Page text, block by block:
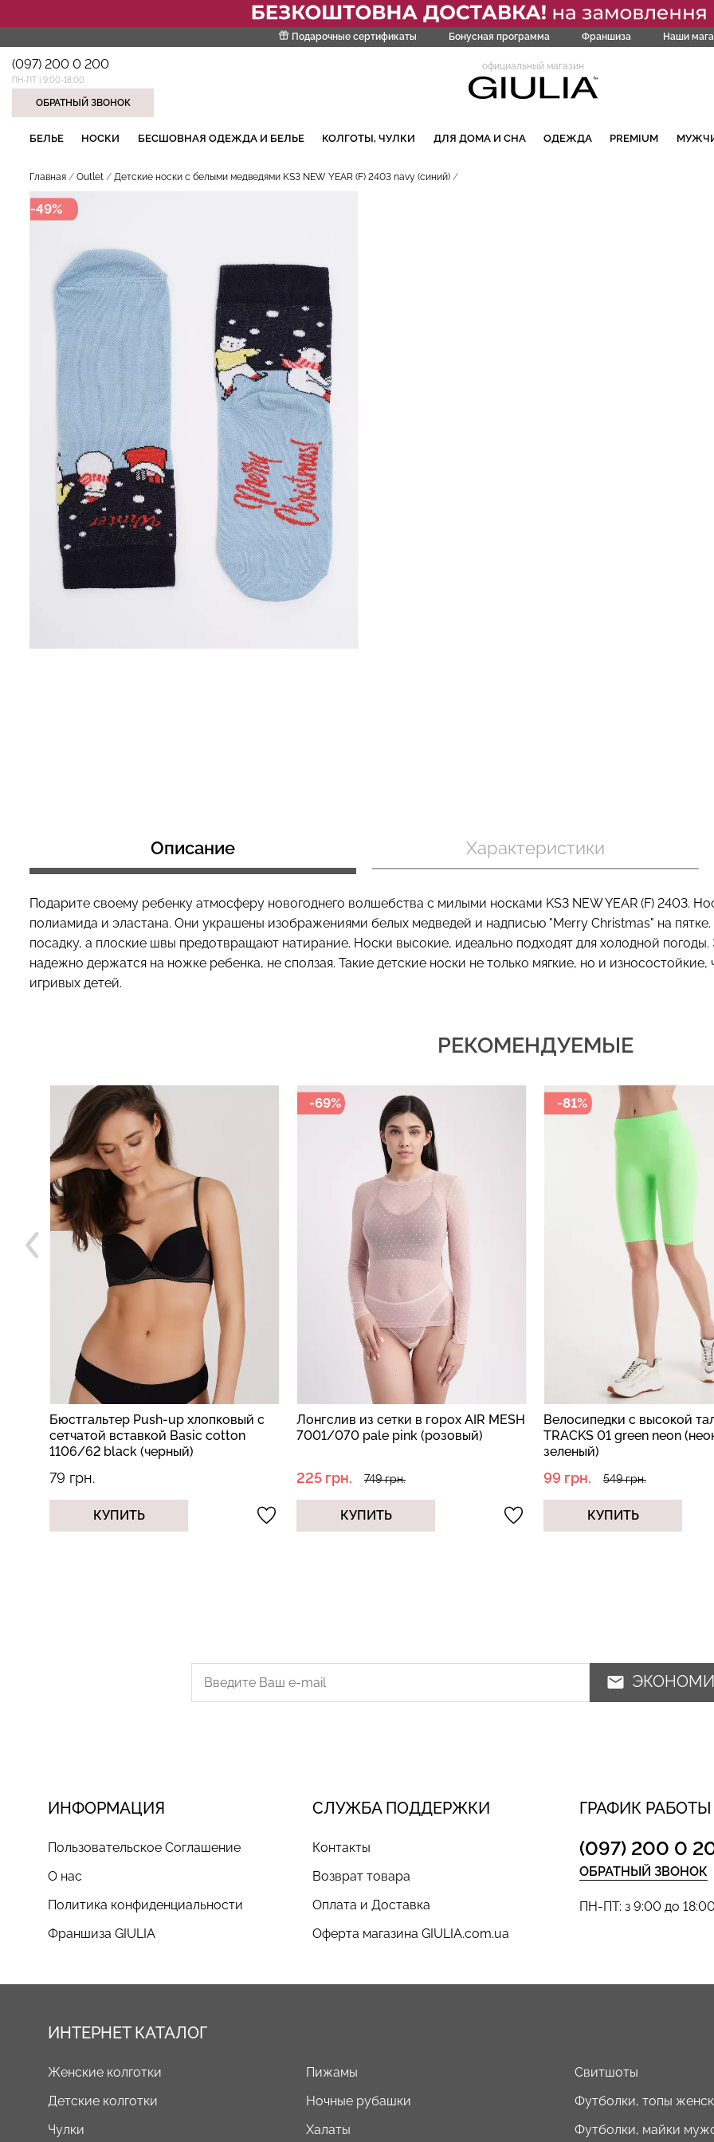
Подарочные сертификаты Бонусная программа Франшиза Наши
(097) 200 0 200
ПН-ПТ | 9:00-18:00
ОБРАТНЫЙ ЗВОНОК
официальный магазин
БЕЛЬЕ НОСКИ БЕСШОВНАЯ ОДЕЖДА И БЕЛЬЕ КОЛГОТЫ, ЧУЛКИ ДЛЯ ДОМА И СНА ОДЕЖДА PREMIUM
Главная Outlet Детские носки с белыми медведями KS3 NEW YEAR (F) 2403 navy (синий)
-49%
Описание Характеристики
Подарите своему ребенку атмосферу новогоднего волшебства с милыми носками KS3 NEW YEAR (F) 2403.
полиамида и эластана. Они украшены изображениями белых медведей и надписью "Merry Christmas" на
посадку, а плоские швы предотвращают натирание. Носки высокие, идеально подходят для холодной погоды.
надежно держатся на ножке ребенка, не сползая. Такие детские носки не только мягкие, но и
игривых детей.
РЕКОМЕНДУЕМЫЕ
-69%
Лонгслив из сетки в горох AIR MESH
7001/070 pale pink (розовый)
225 грн.
КУПИТЬ
-81%
Велосипедки с высокой талией
TRACKS 01 green neon (неоновый
99 грн. 549 грн.
КУПИТЬ
-49%
Кроп-топ лонгслив в
TOP RIB griffin (серый)
450 грн. 899 грн.
КУПИТЬ
ИНФОРМАЦИЯ
Пользовательское Соглашение
О нас
Политика конфиденциальности
Франшиза GIULIA
СЛУЖБА ПОДДЕРЖКИ
Контакты
Возврат товара
Оплата и Доставка
Оферта магазина GIULIA.com.ua
ГРАФИК РАБОТЫ
(097) 200 0
ОБРАТНЫЙ ЗВОНОК
ПН-ПТ: з 9:00 до
ИНТЕРНЕТ КАТАЛОГ
Женские колготки
Детские колготки
Чулки
Пижамы
Ночные рубашки
Халаты
Свитшоты
Футболки, топы
Футболки, майки
НАШИ ТРЕНДОВЫЕ ТОВАРЫ
Бесшовные леггинсы из
микрофибры LEGGINGS 02
(черный) Giulia
552 грн.789 грн.
Бесшовные леггинсы
LEGGINGS (черный) Giulia
482 грн.689 грн.
Бесшовная
BRASILIAN
black
499 грн. 499 грн. 399 грн.
699 грн.